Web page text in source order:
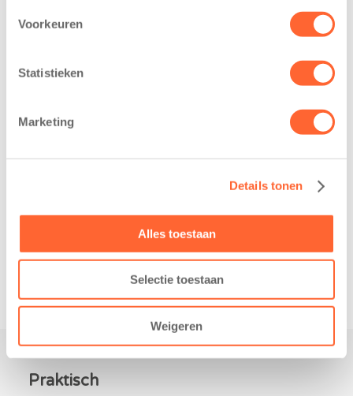
Voorkeuren
Statistieken
Marketing
Details tonen
Alles toestaan
Selectie toestaan
Weigeren
2026 – Kinderen
Westerburcht in
voor de Kids First
belangrijke stap
kindcentrum in
Leeuwarden Zuid.
Na…
Praktisch